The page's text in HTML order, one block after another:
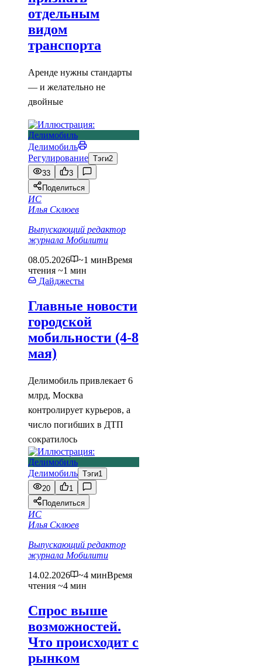
отдельным
видом
транспорта
Аренде нужны стандарты
— и желательно не
двойные
Делимобиль
Регулирование Тэги2
33
3
Поделиться
ИС
Илья Склюев
Выпускающий редактор
журнала Мобилити
08.05.2026
~1 минВремя
чтения ~1 мин
Дайджесты
Главные новости
городской
мобильности (4-8
мая)
Делимобиль привлекает 6
млрд, Москва
контролирует курьеров, а
число погибших в ДТП
сократилось
Делимобиль Тэги1
20
1
Поделиться
ИС
Илья Склюев
Выпускающий редактор
журнала Мобилити
14.02.2026
~4 минВремя
чтения ~4 мин
Спрос выше
возможностей.
Что происходит с
рынком